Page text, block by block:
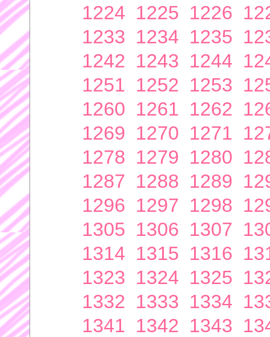
1224 1225 1226
1233 1234 1235
1242 1243 1244
1251 1252 1253
1260 1261 1262
1269 1270 1271
1278 1279 1280
1287 1288 1289
1296 1297 1298
1305 1306 1307
1314 1315 1316
1323 1324 1325
1332 1333 1334
1341 1342 1343